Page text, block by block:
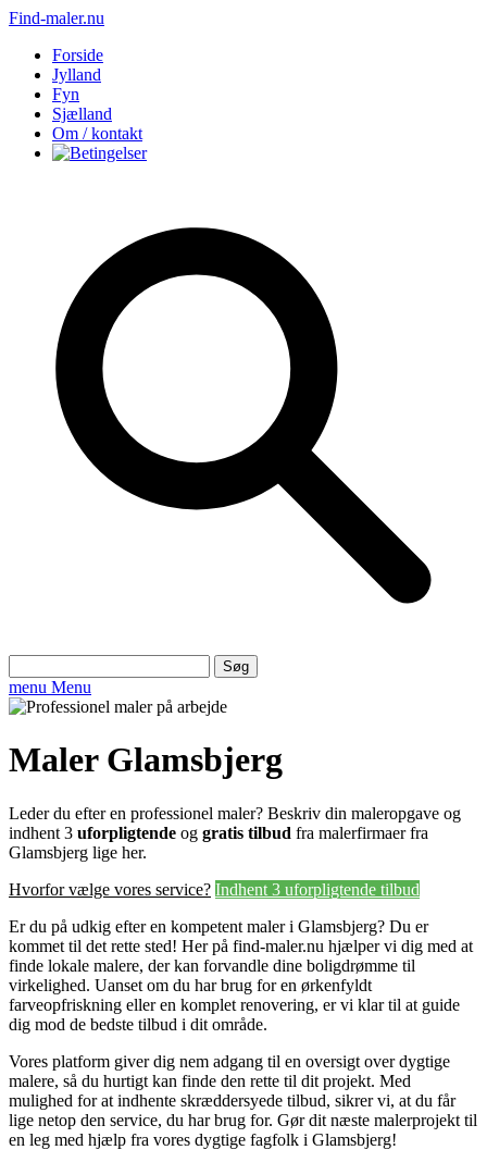
Find-maler.nu
Forside
Jylland
Fyn
Sjælland
Om / kontakt
efter:
menu Menu
Maler Glamsbjerg
Leder du efter en professionel maler? Beskriv din maleropgave og
indhent 3 uforpligtende og gratis tilbud fra malerfirmaer fra
Glamsbjerg lige her.
Hvorfor vælge vores service? Indhent 3 uforpligtende tilbud
Er du på udkig efter en kompetent maler i Glamsbjerg? Du er
kommet til det rette sted! Her på find-maler.nu hjælper vi dig med at
finde lokale malere, der kan forvandle dine boligdrømme til
virkelighed. Uanset om du har brug for en ørkenfyldt
farveopfriskning eller en komplet renovering, er vi klar til at guide
dig mod de bedste tilbud i dit område.
Vores platform giver dig nem adgang til en oversigt over dygtige
malere, så du hurtigt kan finde den rette til dit projekt. Med
mulighed for at indhente skræddersyede tilbud, sikrer vi, at du får
lige netop den service, du har brug for. Gør dit næste malerprojekt til
en leg med hjælp fra vores dygtige fagfolk i Glamsbjerg!